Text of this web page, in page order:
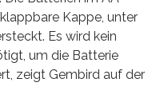
Kappe, unter
Es wird kein
um die Batterie
zeigt Gembird auf der